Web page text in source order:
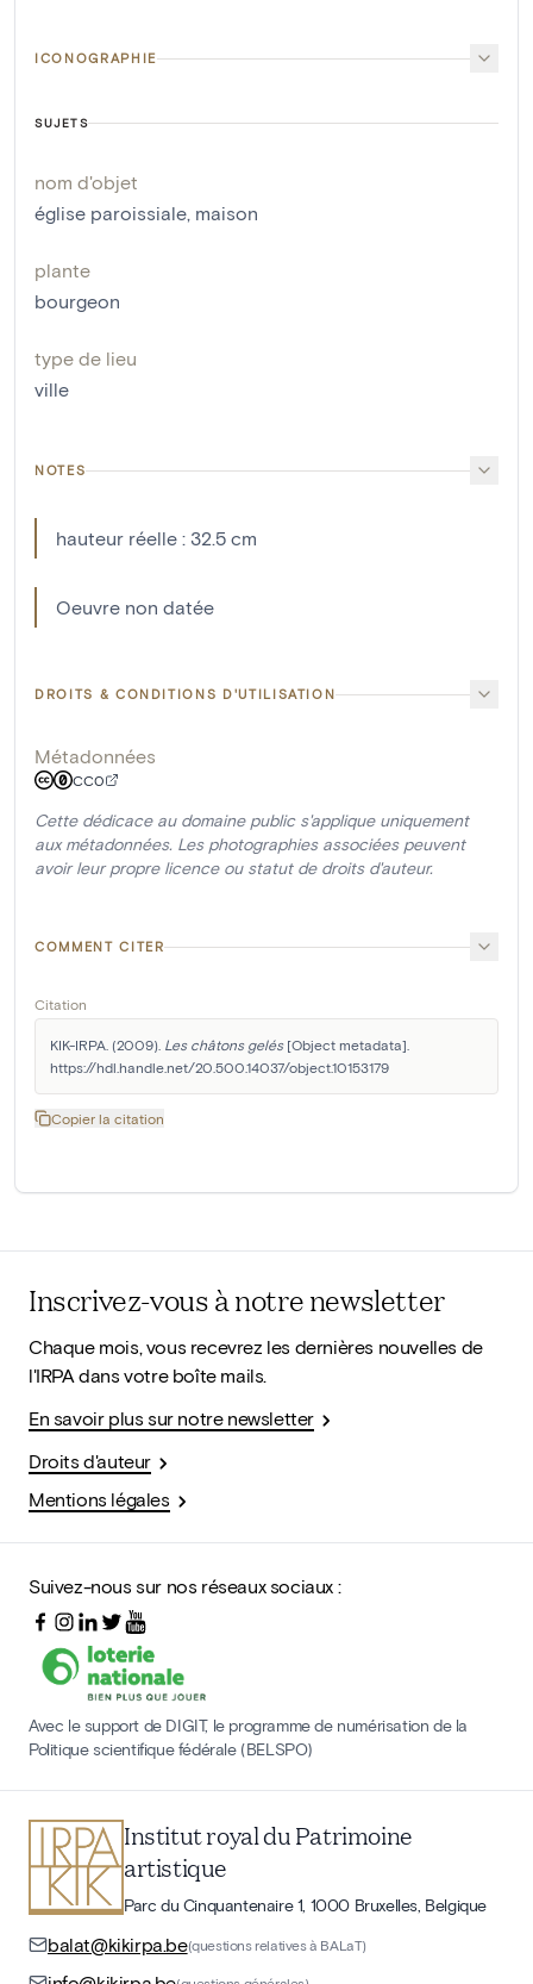
ICONOGRAPHIE
SUJETS
nom d'objet
église paroissiale, maison
plante
bourgeon
type de lieu
ville
NOTES
hauteur réelle : 32.5 cm
Oeuvre non datée
DROITS & CONDITIONS D'UTILISATION
Métadonnées
CC0
Cette dédicace au domaine public s'applique uniquement
aux métadonnées. Les photographies associées peuvent
avoir leur propre licence ou statut de droits d'auteur.
COMMENT CITER
Citation
KIK-IRPA. (2009). Les châtons gelés [Object metadata].
https://hdl.handle.net/20.500.14037/object.10153179
Copier la citation
Inscrivez-vous à notre newsletter
Chaque mois, vous recevrez les dernières nouvelles de
l'IRPA dans votre boîte mails.
En savoir plus sur notre newsletter
Droits d'auteur
Mentions légales
Suivez-nous sur nos réseaux sociaux :
Avec le support de DIGIT, le programme de numérisation de la
Politique scientifique fédérale (BELSPO)
Institut royal du Patrimoine
artistique
Parc du Cinquantenaire 1, 1000 Bruxelles, Belgique
balat@kikirpa.be(questions relatives à BALaT)